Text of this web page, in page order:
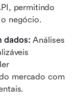
permitindo
negócio.
dados: Análises
mercado com